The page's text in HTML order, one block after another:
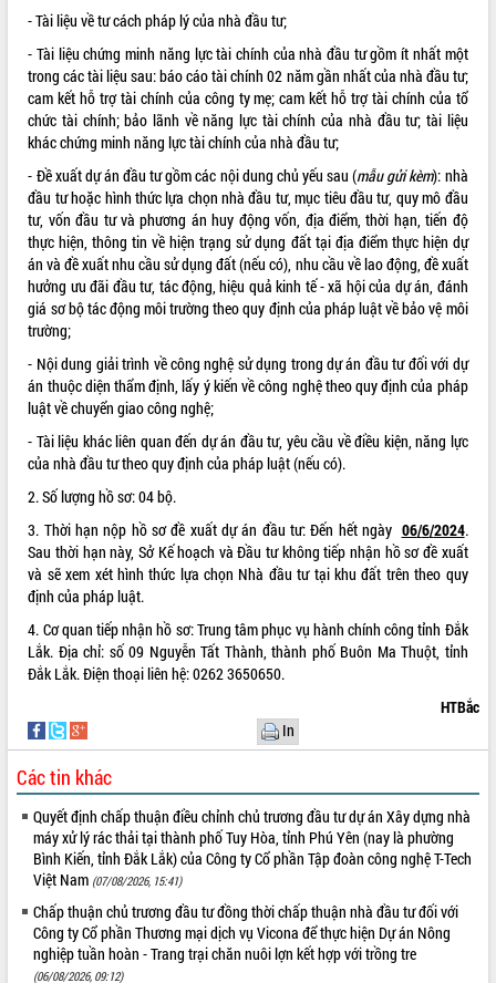
Kỳ họp thứ Hai, Hội đồng nhân dân
quan trọng
Bí thư Tỉnh ủy Lương Nguyễn Minh
Triết thăm, tặng quà người có công với
cách mạng
văn hóa, thể thao đáp ứng yêu cầu
phát triển mới
Thường trực HĐND tỉnh Đắk Lắk gặp
mặt Đoàn chuyên gia y tế TP. Hồ Chí
Minh
Lễ truy điệu và an táng hài cốt liệt sĩ
tại Nghĩa trang Liệt sĩ xã Sơn Hòa
Bàn giải pháp tháo gỡ khó khăn trong
xuất khẩu sầu riêng và triển khai quy
định EUDR
trường Nguyễn Hoàng Hiệp khảo sát
vùng trồng và doanh nghiệp đóng gói
sầu riêng tại Đắk Lắk
Trình diễn nghệ thuật chế biến các
món ăn từ sầu riêng
Đắk Lắk công bố Quy hoạch và xúc
tiến đầu tư tỉnh
Ngành cá ngừ Đắk Lắk chủ động thích
ứng để giữ vững thị trường xuất khẩu
Diễn đàn Kinh tế tư nhân Việt Nam đột
Đề án 06 tạo bước ngoặt đột phá trong
cải cách hành chính tỉnh Đắk Lắk
Kết nối tour, đẩy mạnh chuyển đổi số
để phát triển du lịch Đắk Lắk
Khởi động Dự án Đầu tư xây dựng hạ
tầng kỹ thuật Cụm công nghiệp Tân
Tiến
Gặp mặt các cơ quan báo chí nhân Kỷ
niệm 101 năm Ngày Báo chí Cách
mạng Việt Nam
Đắk Lắk sơ kết 4 năm triển khai thực
- Tài liệu về tư cách pháp lý của nhà đầu tư;
- Tài liệu chứng minh năng lực tài chính của nhà đầu tư gồm ít nhất một
trong các tài liệu sau: báo cáo tài chính 02 năm gần nhất của nhà đầu tư;
cam kết hỗ trợ tài chính của công ty mẹ; cam kết hỗ trợ tài chính của tổ
chức tài chính; bảo lãnh về năng lực tài chính của nhà đầu tư; tài liệu
khác chứng minh năng lực tài chính của nhà đầu tư;
- Đề xuất dự án đầu tư gồm các nội dung chủ yếu sau (mẫu gửi kèm): nhà
đầu tư hoặc hình thức lựa chọn nhà đầu tư, mục tiêu đầu tư, quy mô đầu
tư, vốn đầu tư và phương án huy động vốn, địa điểm, thời hạn, tiến độ
thực hiện, thông tin về hiện trạng sử dụng đất tại địa điểm thực hiện dự
án và đề xuất nhu cầu sử dụng đất (nếu có), nhu cầu về lao động, đề xuất
hưởng ưu đãi đầu tư, tác động, hiệu quả kinh tế - xã hội của dự án, đánh
giá sơ bộ tác động môi trường theo quy định của pháp luật về bảo vệ môi
trường;
- Nội dung giải trình về công nghệ sử dụng trong dự án đầu tư đối với dự
án thuộc diện thẩm định, lấy ý kiến về công nghệ theo quy định của pháp
luật về chuyển giao công nghệ;
- Tài liệu khác liên quan đến dự án đầu tư, yêu cầu về điều kiện, năng lực
của nhà đầu tư theo quy định của pháp luật (nếu có).
2. Số lượng hồ sơ: 04 bộ.
3. Thời hạn nộp hồ sơ đề xuất dự án đầu tư: Đến hết ngày 06/6/2024.
Sau thời hạn này, Sở Kế hoạch và Đầu tư không tiếp nhận hồ sơ đề xuất
và sẽ xem xét hình thức lựa chọn Nhà đầu tư tại khu đất trên theo quy
định của pháp luật.
4. Cơ quan tiếp nhận hồ sơ: Trung tâm phục vụ hành chính công tỉnh Đắk
Lắk. Địa chỉ: số 09 Nguyễn Tất Thành, thành phố Buôn Ma Thuột, tỉnh
Đắk Lắk. Điện thoại liên hệ: 0262 3650650.
HTBắc
In
Các tin khác
Quyết định chấp thuận điều chỉnh chủ trương đầu tư dự án Xây dựng nhà
máy xử lý rác thải tại thành phố Tuy Hòa, tỉnh Phú Yên (nay là phường
Bình Kiến, tỉnh Đắk Lắk) của Công ty Cổ phần Tập đoàn công nghệ T-Tech
Việt Nam (07/08/2026, 15:41)
Chấp thuận chủ trương đầu tư đồng thời chấp thuận nhà đầu tư đối với
Công ty Cổ phần Thương mại dịch vụ Vicona để thực hiện Dự án Nông
nghiệp tuần hoàn - Trang trại chăn nuôi lợn kết hợp với trồng tre
(06/08/2026, 09:12)